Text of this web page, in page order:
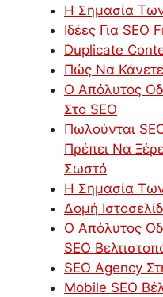
Η Σημασία
Ιδέες Για SEO
Duplicate
Πώς Να
Ο Απόλυτος
Στο SEO
Πωλούνται
Πρέπει Να
Σωστό
Η Σημασία
Δομή
Ο Απόλυτος
SEO
SEO Agency
Mobile SEO